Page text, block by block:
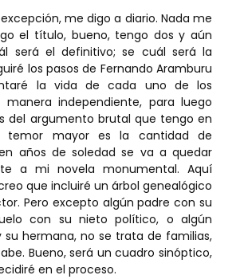
me digo a diario. Nada me
el título, bueno, tengo dos y aún
será el definitivo; se cuál será la
los pasos de Fernando Aramburu
la vida de cada uno de los
manera independiente, para luego
del argumento brutal que tengo en
temor mayor es la cantidad de
años de soledad se va a quedar
a mi novela monumental. Aquí
que incluiré un árbol genealógico
Pero excepto algún padre con su
con su nieto político, o algún
su hermana, no se trata de familias,
Bueno, será un cuadro sinóptico,
en el proceso.